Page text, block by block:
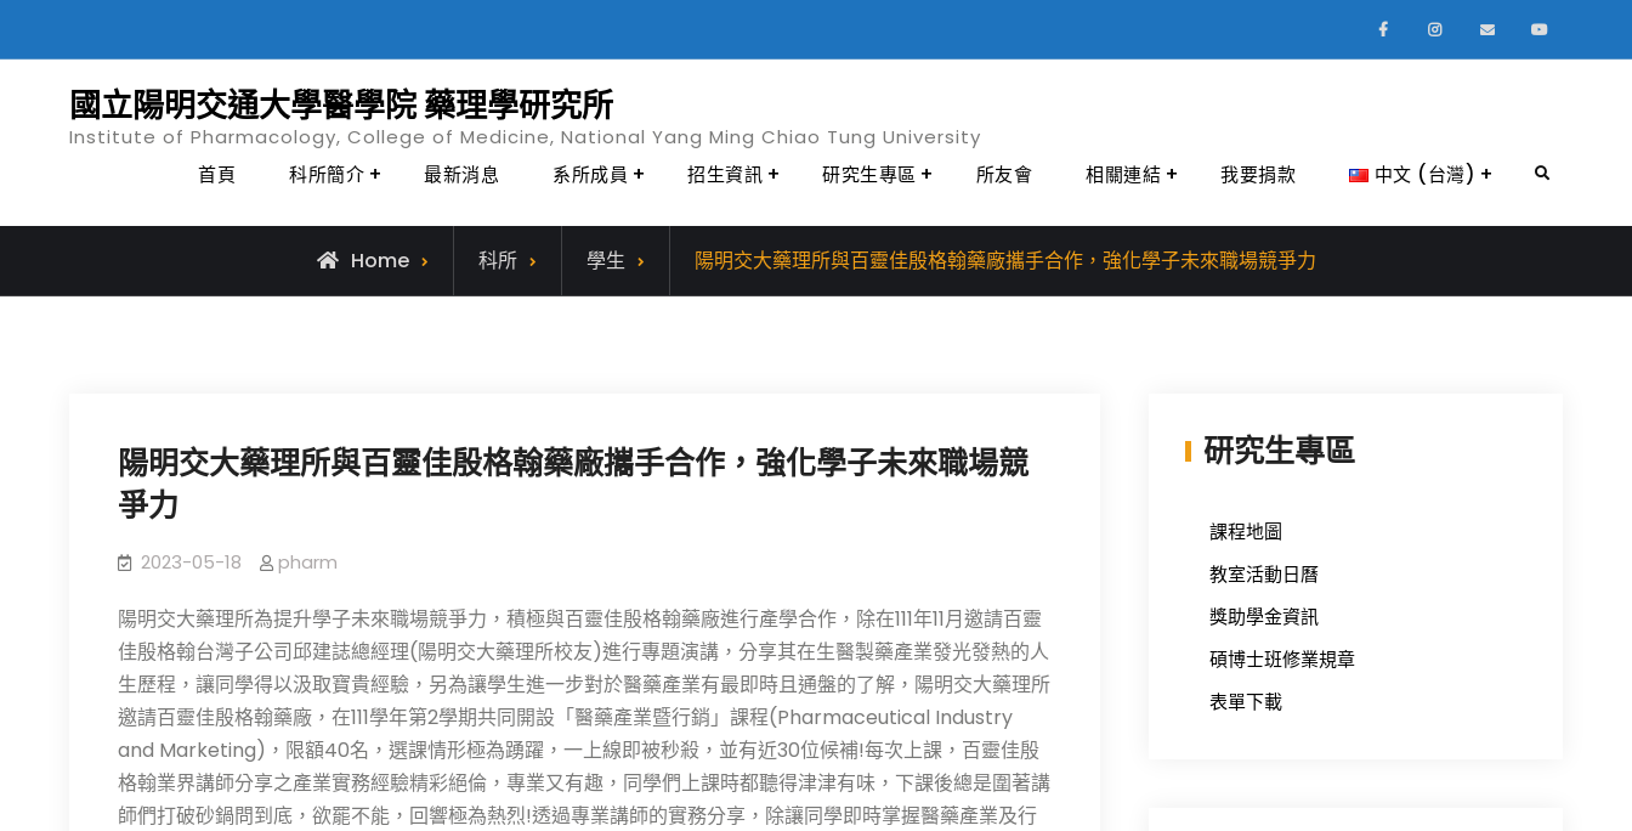
FacebookInstagram
EmailYoutube
國立陽明交通大學醫學院 藥理學研究所
Institute of Pharmacology, College of Medicine, National Yang Ming Chiao Tung University
首頁
科所簡介 最新消息 系所成員 招生資訊 研究生專區 所友會 相關連結 我要捐款 中文 (台灣) Search
Home 科所 學生 陽明交大藥理所與百靈佳殷格翰藥廠攜手合作，強化學子未來職場競爭力
陽明交大藥理所與百靈佳殷格翰藥廠攜手合作，強化學子未來職場競
爭力
2023-05-18 pharm
陽明交大藥理所為提升學子未來職場競爭力，積極與百靈佳殷格翰藥廠進行產學合作，除在111年11月邀請百靈
佳殷格翰台灣子公司邱建誌總經理(陽明交大藥理所校友)進行專題演講，分享其在生醫製藥產業發光發熱的人
生歷程，讓同學得以汲取寶貴經驗，另為讓學生進一步對於醫藥產業有最即時且通盤的了解，陽明交大藥理所
邀請百靈佳殷格翰藥廠，在111學年第2學期共同開設「醫藥產業暨行銷」課程(Pharmaceutical Industry
and Marketing)，限額40名，選課情形極為踴躍，一上線即被秒殺，並有近30位候補!每次上課，百靈佳殷
格翰業界講師分享之產業實務經驗精彩絕倫，專業又有趣，同學們上課時都聽得津津有味，下課後總是圍著講
師們打破砂鍋問到底，欲罷不能，回響極為熱烈!透過專業講師的實務分享，除讓同學即時掌握醫藥產業及行
研究生專區
課程地圖
教室活動日曆
獎助學金資訊
碩博士班修業規章
表單下載